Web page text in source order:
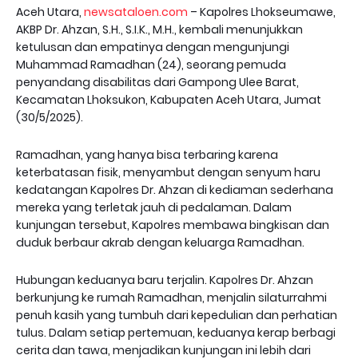
Aceh Utara, newsataloen.com – Kapolres Lhokseumawe,
AKBP Dr. Ahzan, S.H., S.I.K., M.H., kembali menunjukkan
ketulusan dan empatinya dengan mengunjungi
Muhammad Ramadhan (24), seorang pemuda
penyandang disabilitas dari Gampong Ulee Barat,
Kecamatan Lhoksukon, Kabupaten Aceh Utara, Jumat
(30/5/2025).
Ramadhan, yang hanya bisa terbaring karena
keterbatasan fisik, menyambut dengan senyum haru
kedatangan Kapolres Dr. Ahzan di kediaman sederhana
mereka yang terletak jauh di pedalaman. Dalam
kunjungan tersebut, Kapolres membawa bingkisan dan
duduk berbaur akrab dengan keluarga Ramadhan.
Hubungan keduanya baru terjalin. Kapolres Dr. Ahzan
berkunjung ke rumah Ramadhan, menjalin silaturrahmi
penuh kasih yang tumbuh dari kepedulian dan perhatian
tulus. Dalam setiap pertemuan, keduanya kerap berbagi
cerita dan tawa, menjadikan kunjungan ini lebih dari